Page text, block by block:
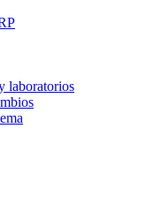
laboratorios